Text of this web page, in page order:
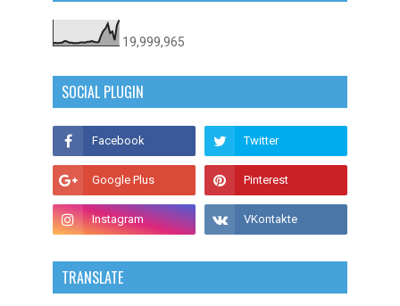
19,999,965
SOCIAL PLUGIN
TRANSLATE